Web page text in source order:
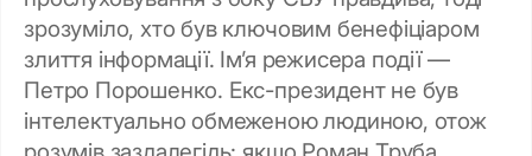
зрозуміло, хто був ключовим бенефіціаром
злиття інформації. Ім’я режисера події —
Петро Порошенко. Екс-президент не був
інтелектуально обмеженою людиною, отож